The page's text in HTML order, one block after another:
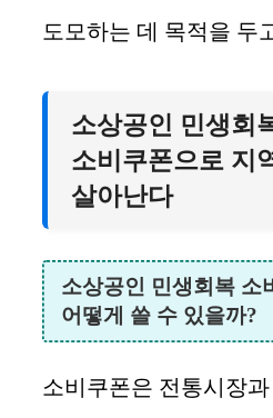
도모하는 데 목적을 두
소상공인 민생회
소비쿠폰으로 지
살아난다
소상공인 민생회복 소
어떻게 쓸 수 있을까?
소비쿠폰은 전통시장